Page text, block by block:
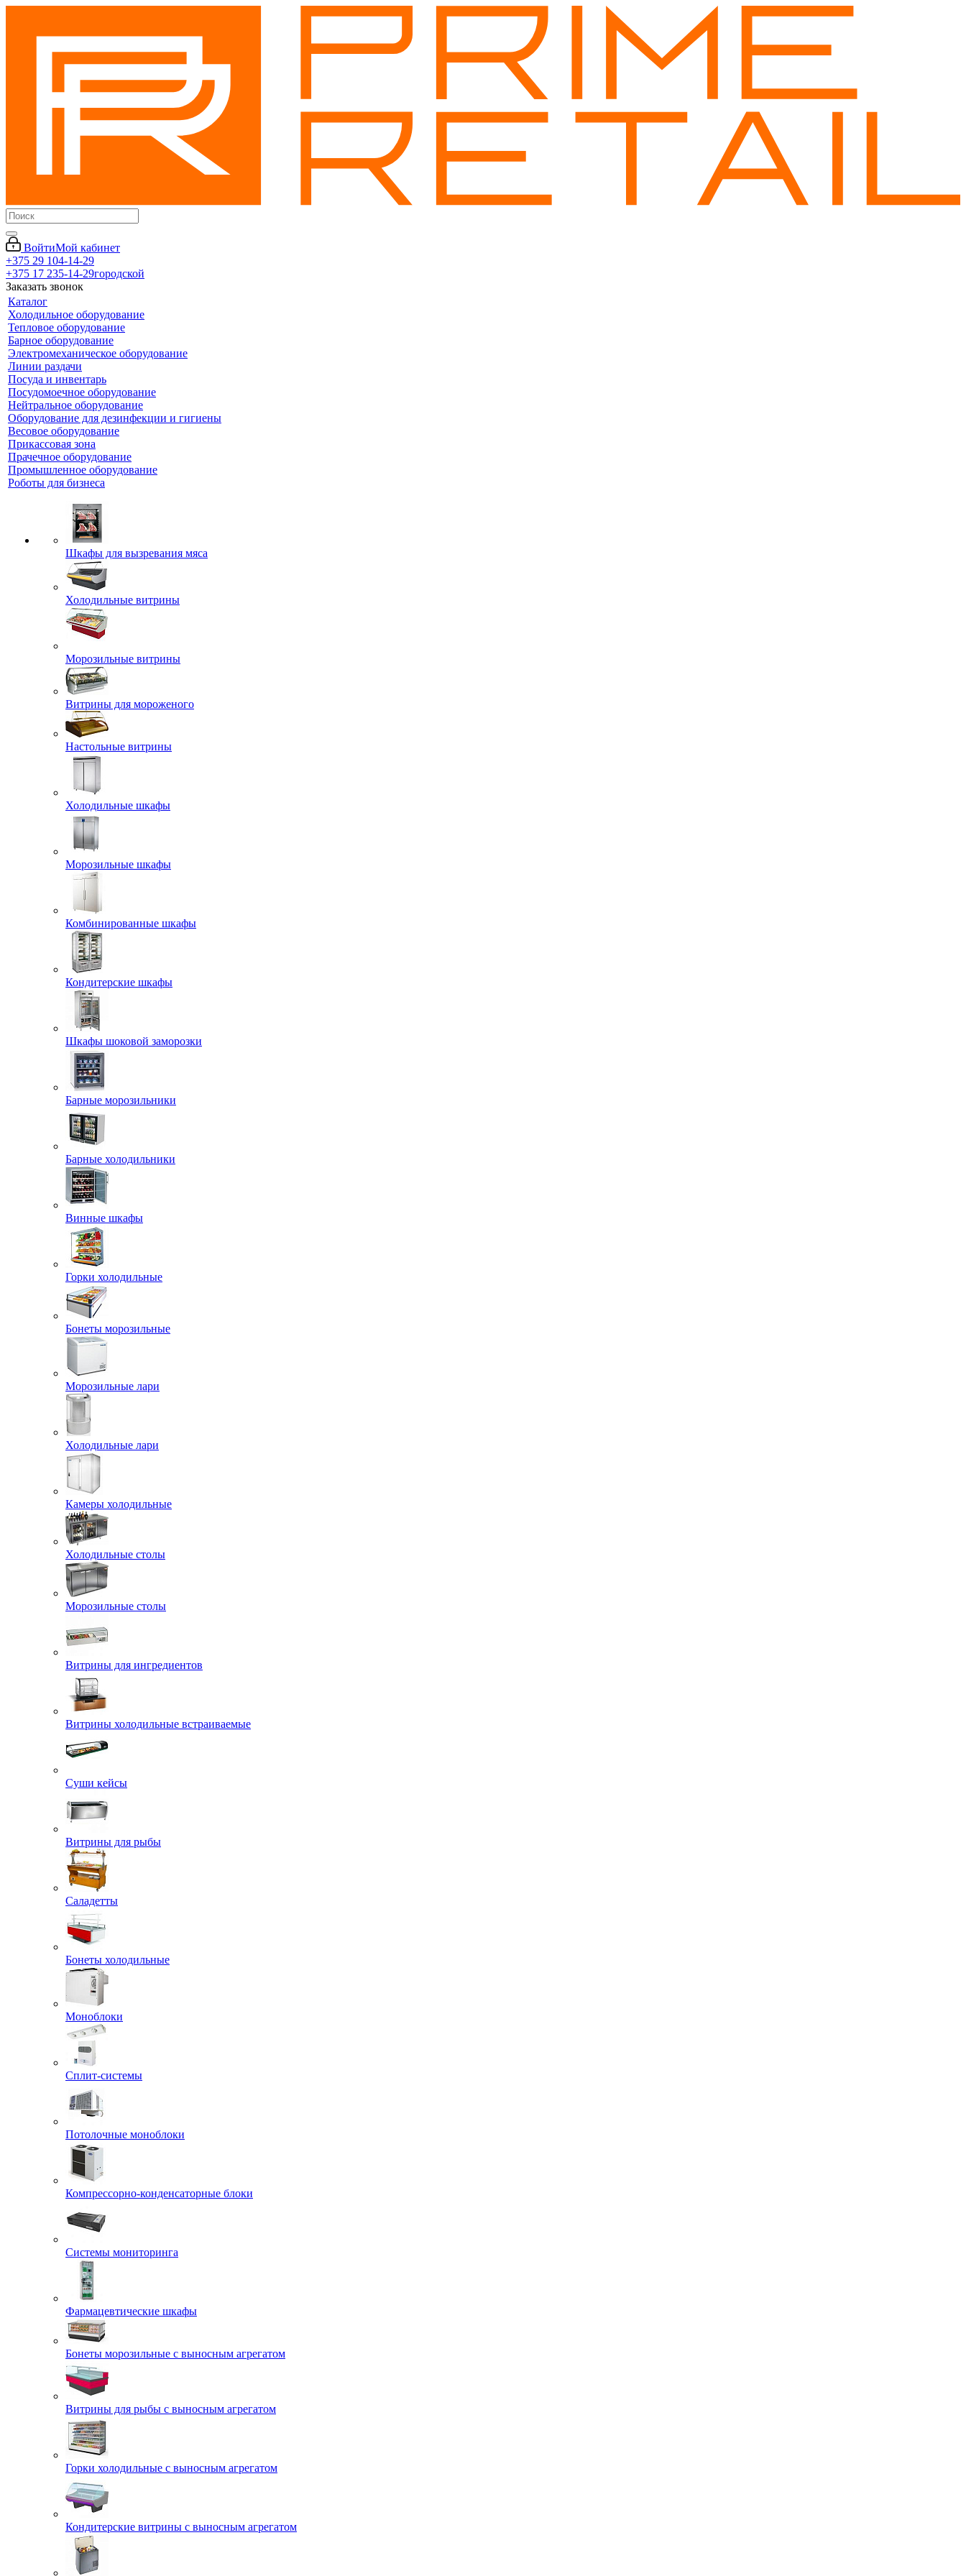
ВойтиМой кабинет
+375 29 104-14-29
+375 17 235-14-29городской
Заказать звонок
Каталог
Холодильное оборудование
Тепловое оборудование
Барное оборудование
Электромеханическое оборудование
Линии раздачи
Посуда и инвентарь
Посудомоечное оборудование
Нейтральное оборудование
Оборудование для дезинфекции и гигиены
Весовое оборудование
Прикассовая зона
Прачечное оборудование
Промышленное оборудование
Роботы для бизнеса
Шкафы для вызревания мяса
Холодильные витрины
Морозильные витрины
Витрины для мороженого
Настольные витрины
Холодильные шкафы
Морозильные шкафы
Комбинированные шкафы
Кондитерские шкафы
Шкафы шоковой заморозки
Барные морозильники
Барные холодильники
Винные шкафы
Горки холодильные
Бонеты морозильные
Морозильные лари
Холодильные лари
Камеры холодильные
Холодильные столы
Морозильные столы
Витрины для ингредиентов
Витрины холодильные встраиваемые
Суши кейсы
Витрины для рыбы
Саладетты
Бонеты холодильные
Моноблоки
Сплит-системы
Потолочные моноблоки
Компрессорно-конденсаторные блоки
Системы мониторинга
Фармацевтические шкафы
Бонеты морозильные с выносным агрегатом
Витрины для рыбы с выносным агрегатом
Горки холодильные с выносным агрегатом
Кондитерские витрины с выносным агрегатом